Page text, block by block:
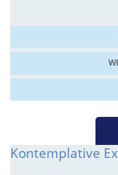
Kontemplative